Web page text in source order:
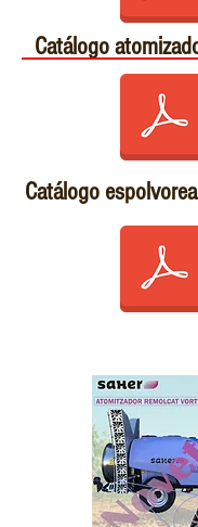
Catálogo
Catálogo